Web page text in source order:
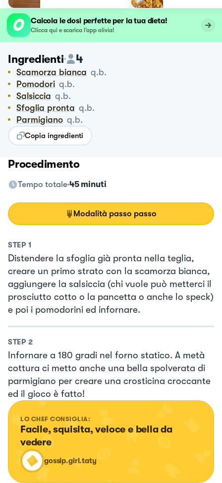
Calcola le dosi perfette per la tua dieta!
Clicca qui e scarica l’app olivia!
Ingredienti 4
Scamorza bianca q.b.
Pomodori q.b.
Salsiccia q.b.
Sfoglia pronta q.b.
Parmigiano q.b.
Copia ingredienti
Procedimento
Tempo totale 45 minuti
Modalità passo passo
STEP 1
Distendere la sfoglia già pronta nella teglia,
creare un primo strato con la scamorza bianca,
aggiungere la salsiccia (chi vuole può metterci il
prosciutto cotto o la pancetta o anche lo speck)
e poi i pomodorini ed infornare.
STEP 2
Infornare a 180 gradi nel forno statico. A metà
cottura ci metto anche una bella spolverata di
parmigiano per creare una crosticina croccante
ed il gioco è fatto!
LO CHEF CONSIGLIA:
Facile, squisita, veloce e bella da
vedere
gossip.girl.taty